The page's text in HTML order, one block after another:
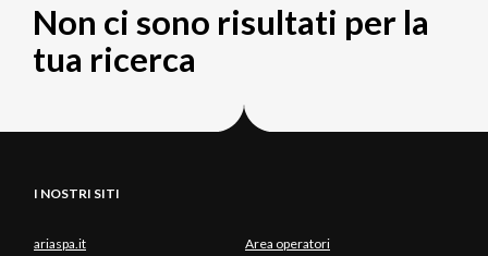
Non ci sono risultati per la
tua ricerca
I NOSTRI SITI
ariaspa.it Area operatori